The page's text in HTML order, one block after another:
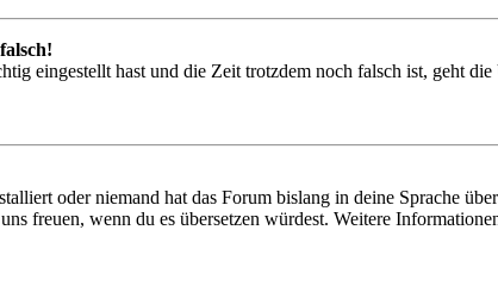
eingestellt hast und die Zeit trotzdem noch falsch ist, geht
oder niemand hat das Forum bislang in deine Sprache
freuen, wenn du es übersetzen würdest. Weitere